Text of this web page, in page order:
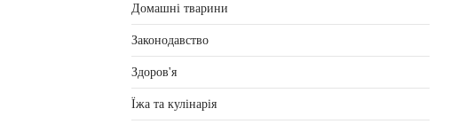
Домашні тварини
Законодавство
Здоров'я
Їжа та кулінарія